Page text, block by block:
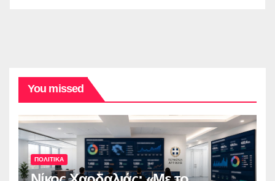
You missed
ΠΟΛΙΤΙΚΑ